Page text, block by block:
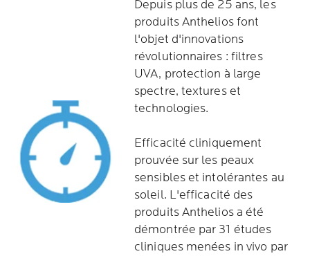
Depuis plus de 25 ans, les
produits Anthelios font
l'objet d'innovations
révolutionnaires : filtres
UVA, protection à large
spectre, textures et
technologies.
Efficacité cliniquement
prouvée sur les peaux
sensibles et intolérantes au
soleil. L'efficacité des
produits Anthelios a été
démontrée par 31 études
cliniques menées in vivo par